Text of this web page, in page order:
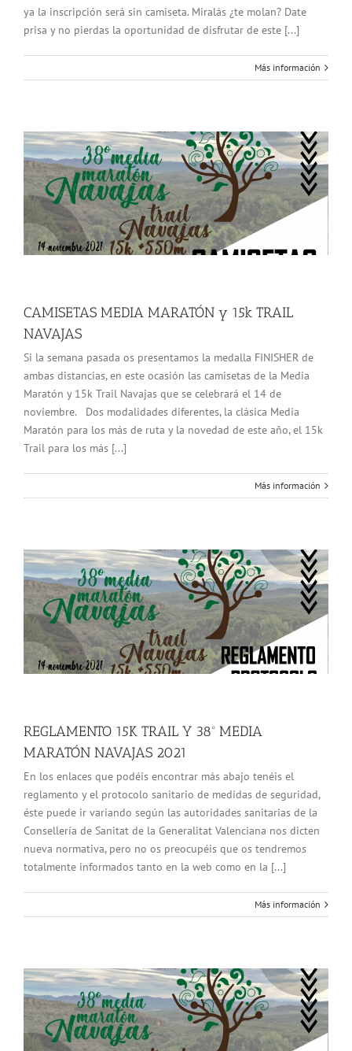
ya la inscripción será sin camiseta. Miralás ¿te molan? Date
prisa y no pierdas la oportunidad de disfrutar de este [...]
Más información
CAMISETAS MEDIA MARATÓN y 15k TRAIL
NAVAJAS
Si la semana pasada os presentamos la medalla FINISHER de
ambas distancias, en este ocasión las camisetas de la Media
Maratón y 15k Trail Navajas que se celebrará el 14 de
noviembre. Dos modalidades diferentes, la clásica Media
Maratón para los más de ruta y la novedad de este año, el 15k
Trail para los más [...]
Más información
REGLAMENTO 15K TRAIL Y 38º MEDIA
MARATÓN NAVAJAS 2021
En los enlaces que podéis encontrar más abajo tenéis el
reglamento y el protocolo sanitario de medidas de seguridad,
éste puede ir variando según las autoridades sanitarias de la
Consellería de Sanitat de la Generalitat Valenciana nos dicten
nueva normativa, pero no os preocupéis que os tendremos
totalmente informados tanto en la web como en la [...]
Más información